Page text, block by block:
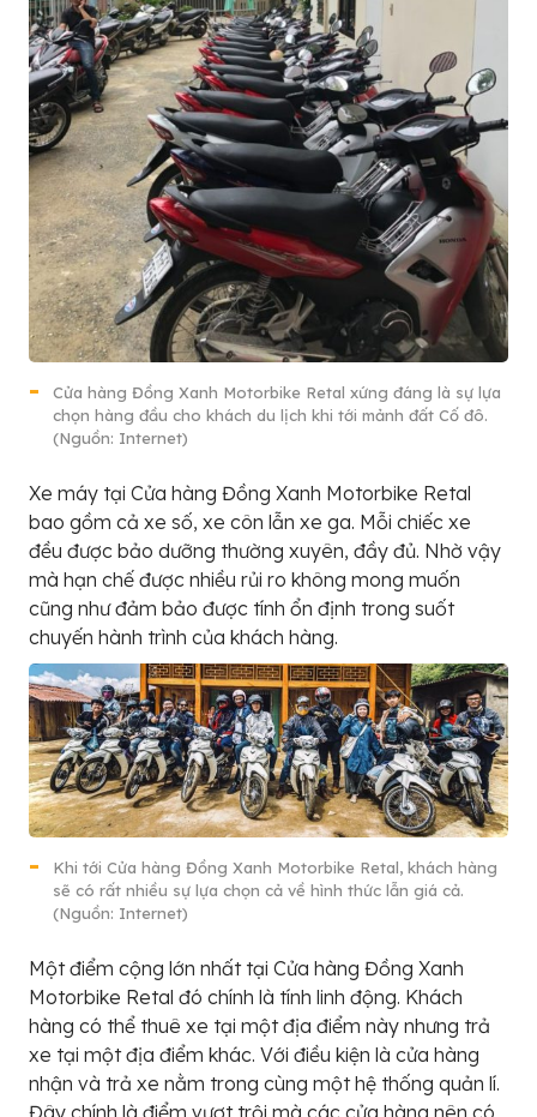
Cửa hàng Đồng Xanh Motorbike Retal xứng đáng là sự lựa
chọn hàng đầu cho khách du lịch khi tới mảnh đất Cố đô.
(Nguồn: Internet)
Xe máy tại Cửa hàng Đồng Xanh Motorbike Retal
bao gồm cả xe số, xe côn lẫn xe ga. Mỗi chiếc xe
đều được bảo dưỡng thường xuyên, đầy đủ. Nhờ vậy
mà hạn chế được nhiều rủi ro không mong muốn
cũng như đảm bảo được tính ổn định trong suốt
chuyến hành trình của khách hàng.
Khi tới Cửa hàng Đồng Xanh Motorbike Retal, khách hàng
sẽ có rất nhiều sự lựa chọn cả về hình thức lẫn giá cả.
(Nguồn: Internet)
Một điểm cộng lớn nhất tại Cửa hàng Đồng Xanh
Motorbike Retal đó chính là tính linh động. Khách
hàng có thể thuê xe tại một địa điểm này nhưng trả
xe tại một địa điểm khác. Với điều kiện là cửa hàng
nhận và trả xe nằm trong cùng một hệ thống quản lí.
Đây chính là điểm vượt trội mà các cửa hàng nên có